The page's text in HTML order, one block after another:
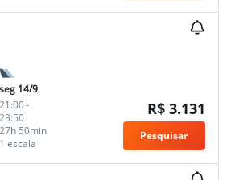
seg 14/9
21:00-
23:50
1 escala
27h 50min
R$ 3.131
Pesquisar